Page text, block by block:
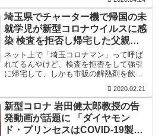
ん。野良妊婦ならコロナ関係なくたらい
回しされるわな。そもそも、里帰り出産
で帰省して4日後に破水って...
埼玉県でチャーター機で帰国の未
就学児が新型コロナウイルスに感
染 検査を拒否し帰宅した父親か
ら感染 5chでは高崎線沿線との情
報も
ネット上で「埼玉コロナマン」って呼ば
れてるんやけど、検査を拒否をして強引
に帰宅して、しかも市販の解熱剤を飲ん
て、2歳の子供にも感染させましたよって
か。子供には罪はないけど、この40代の
父親はどうするつもり...
2020.02.21
新型コロナ 岩田健太郎教授の告
発動画が話題に 「ダイヤモン
ド・プリンセスはCOVID-19製造